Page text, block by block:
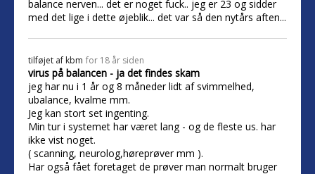
balance nerven... det er noget fuck.. jeg er 23 og sidder
med det lige i dette øjeblik... det var så den nytårs aften...
tilføjet af kbm for 18 år siden
virus på balancen - ja det findes skam
jeg har nu i 1 år og 8 måneder lidt af svimmelhed,
ubalance, kvalme mm.
Jeg kan stort set ingenting.
Min tur i systemet har været lang - og de fleste us. har
ikke vist noget.
( scanning, neurolog,høreprøver mm ).
Har også fået foretaget de prøver man normalt bruger